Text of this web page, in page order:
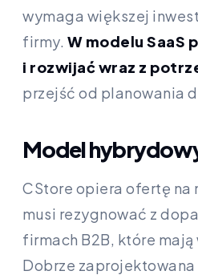
wymaga większej
firmy. W modelu
i rozwijać wraz z
przejść od planowania
Model
CStore opiera ofertę na
musi rezygnować z
firmach B2B, które
Dobrze zaprojektowana